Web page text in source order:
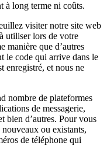
à long terme ni coûts.
visiter notre site web
utiliser lors de votre
manière que d’autres
le code qui arrive dans le
enregistré, et nous ne
nombre de plateformes
de messagerie,
bien d’autres. Pour vous
ou existants,
de téléphone qui